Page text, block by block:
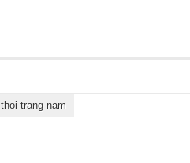
thoi trang nam